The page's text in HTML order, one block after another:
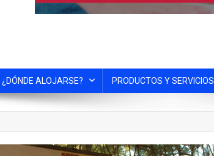
¿DÓNDE ALOJARSE? PRODUCTOS Y SERVICIOS